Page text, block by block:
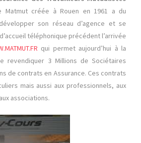
Matmut créée à Rouen en 1961 a du
son réseau d’agence et se
téléphonique précédent l’arrivée
qui permet aujourd’hui à la
revendiquer 3 Millions de Sociétaires
de contrats en Assurance. Ces contrats
mais aussi aux professionnels, aux
associations.